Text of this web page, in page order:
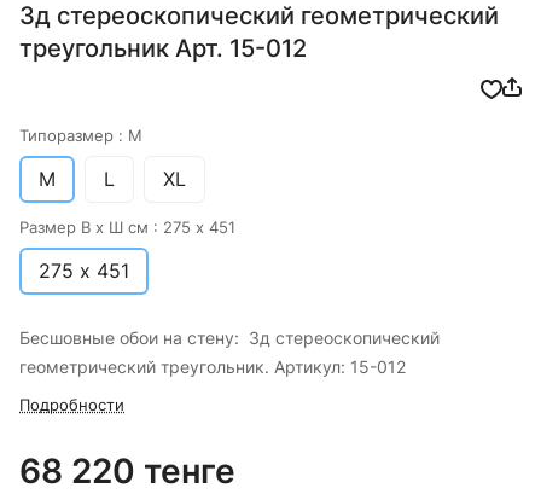
3д стереоскопический геометрический
треугольник Арт. 15-012
Типоразмер : M
M L XL
Размер В х Ш см : 275 х 451
275 х 451
Бесшовные обои на стену: 3д стереоскопический
геометрический треугольник. Артикул: 15-012
Подробности
68 220 тенге